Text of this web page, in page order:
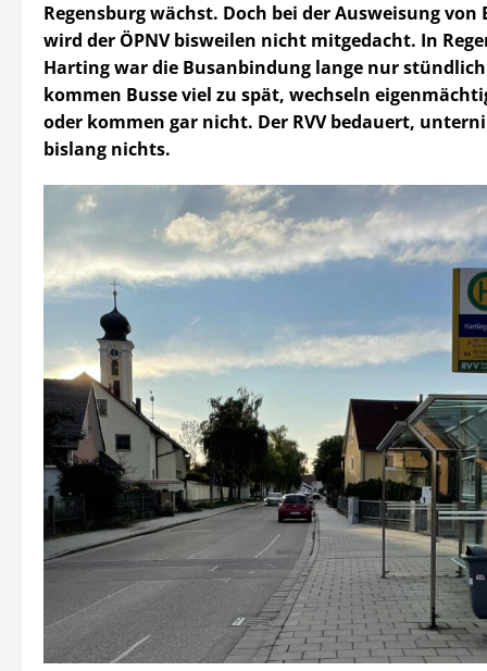
Regensburg wächst. Doch bei der Ausweisung von
wird der ÖPNV bisweilen nicht mitgedacht. In
Harting war die Busanbindung lange nur
kommen Busse viel zu spät, wechseln
oder kommen gar nicht. Der RVV bedauert,
bislang nichts.